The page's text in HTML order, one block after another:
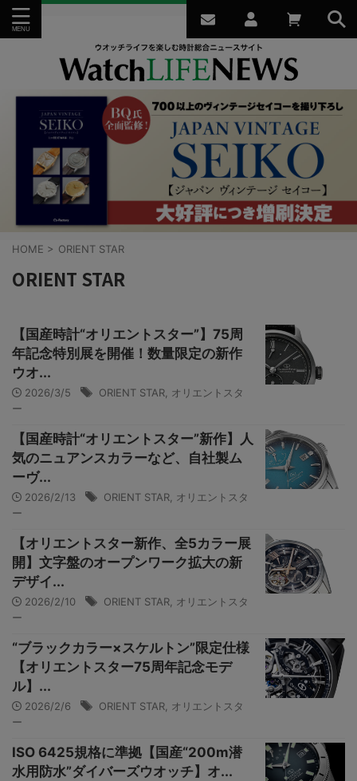
HOME > ORIENT STAR
ORIENT STAR
【国産時計“オリエントスター”】75周
年記念特別展を開催！数量限定の新作
ウオ...
2026/3/5 ORIENT STAR オリエントスタ
ー
【国産時計“オリエントスター”新作】人
気のニュアンスカラーなど、自社製ム
ーヴ...
2026/2/13 ORIENT STAR オリエントスタ
ー
【オリエントスター新作、全5カラー展
開】文字盤のオープンワーク拡大の新
デザイ...
2026/2/10 ORIENT STAR オリエントスタ
ー
“ブラックカラー×スケルトン”限定仕様
【オリエントスター75周年記念モデ
ル】...
2026/2/6 ORIENT STAR オリエントスタ
ー
ISO 6425規格に準拠【国産“200m潜
水用防水”ダイバーズウオッチ】オ...